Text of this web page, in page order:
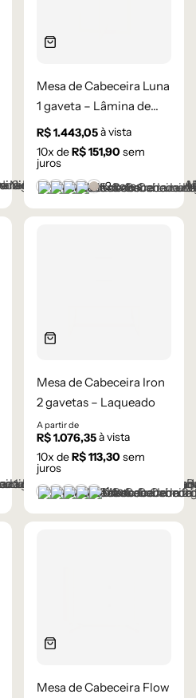
Mesa de Cabeceira Luna
1 gaveta – Lâmina de
Carvalho Natural
R$1.443,05à vista
10x deR$151,90 sem
juros
Castanho
Champanhe
Cinza Grafite
Ébano
Lâmina Frapê
+2 cores
Mesa de Cabeceira Iron
2 gavetas – Laqueado
A partir de
R$1.076,35à vista
10x deR$113,30 sem
juros
Branco
Cinza Médio
Frapê
Mocha Mousse
Preto
+1 cor
Mesa de Cabeceira Flow